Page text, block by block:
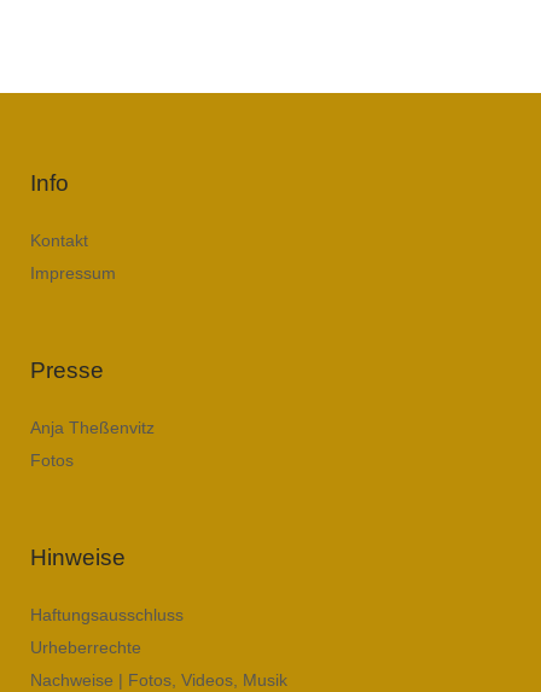
Info
Kontakt
Impressum
Presse
Anja Theßenvitz
Fotos
Hinweise
Haftungsausschluss
Urheberrechte
Nachweise | Fotos, Videos, Musik